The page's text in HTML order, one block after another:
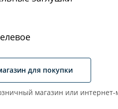
для покупки
магазин или интернет-